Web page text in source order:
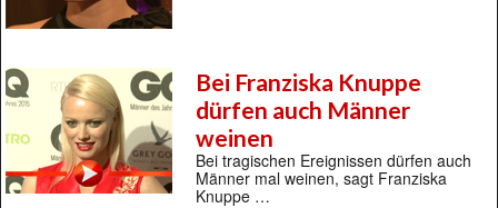
Bei Franziska Knuppe
dürfen auch Männer
weinen
Bei tragischen Ereignissen dürfen auch
Männer mal weinen, sagt Franziska
Knuppe …